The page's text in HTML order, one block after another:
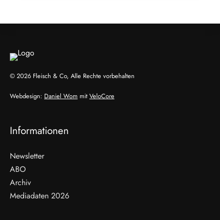
© 2026 Fleisch & Co, Alle Rechte vorbehalten
Webdesign: Daniel Wom mit VeloCore
Informationen
Newsletter
ABO
Archiv
Mediadaten 2026